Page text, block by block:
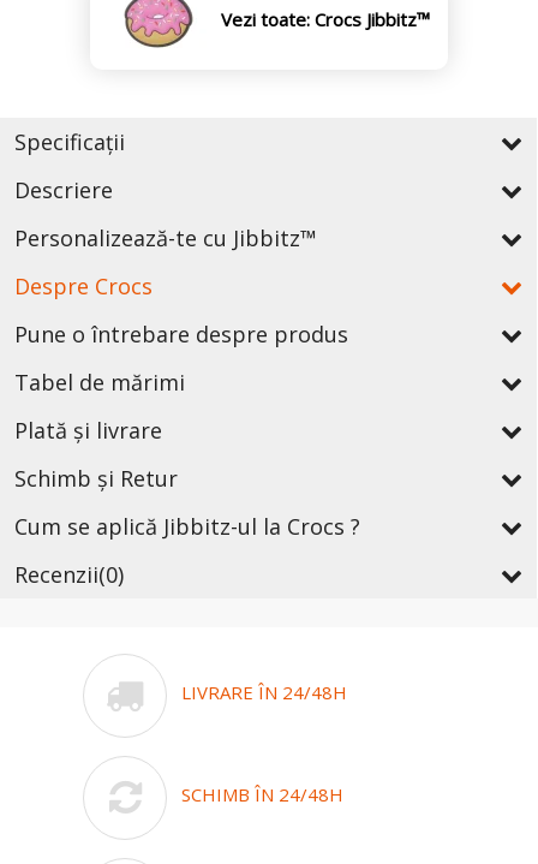
Vezi toate: Crocs Jibbitz™
Specificații
Descriere
Personalizează-te cu Jibbitz™
Despre Crocs
Pune o întrebare despre produs
Tabel de mărimi
Plată și livrare
Schimb și Retur
Cum se aplică Jibbitz-ul la Crocs ?
Recenzii(0)
LIVRARE ÎN 24/48H
SCHIMB ÎN 24/48H